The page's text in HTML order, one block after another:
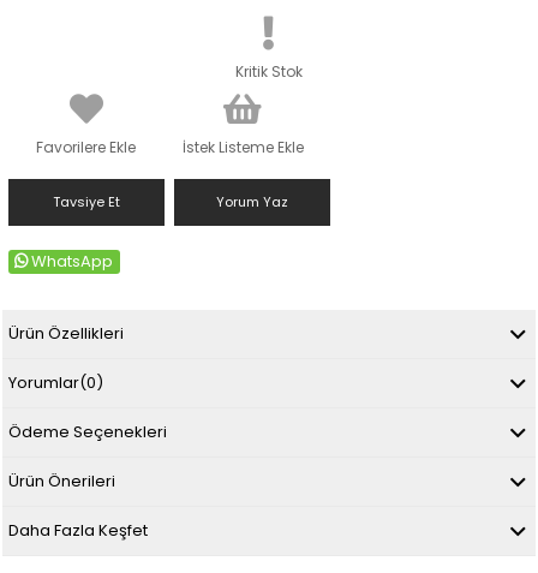
Kritik Stok
Favorilere Ekle İstek Listeme Ekle
Tavsiye Et Yorum Yaz
WhatsApp
Ürün Özellikleri
Yorumlar(0)
Ödeme Seçenekleri
Ürün Önerileri
Daha Fazla Keşfet